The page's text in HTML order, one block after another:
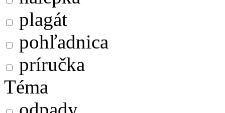
plagát
pohľadnica
príručka
Téma